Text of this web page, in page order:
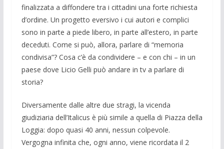
finalizzata a diffondere tra i cittadini una forte richiesta
d’ordine. Un progetto eversivo i cui autori e complici
sono in parte a piede libero, in parte all’estero, in parte
deceduti. Come si può, allora, parlare di “memoria
condivisa”? Cosa c’è da condividere – e con chi – in un
paese dove Licio Gelli può andare in tv a parlare di
storia?
Diversamente dalle altre due stragi, la vicenda
giudiziaria dell’Italicus è più simile a quella di Piazza della
Loggia: dopo quasi 40 anni, nessun colpevole.
Vergogna infinita che, ogni anno, viene ricordata il 2